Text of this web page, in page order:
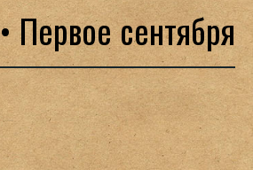
• Первое сентября